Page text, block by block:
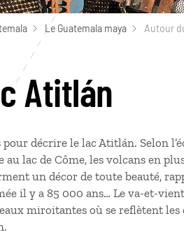
Le Guatemala maya Autour
Atitlán
pour décrire le lac Atitlán. Selon
lac de Côme, les volcans en
un décor de toute beauté,
il y a 85 000 ans… Le va-et-
miroitantes où se reflètent